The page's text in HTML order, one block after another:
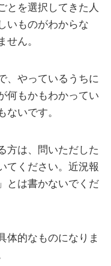
とを選択してきた人
いものがわからな
せん。
、やっているうちに
何もかもわかってい
ないです。
方は、問いただした
てください。近況報
とは書かないでくだ
体的なものになりま